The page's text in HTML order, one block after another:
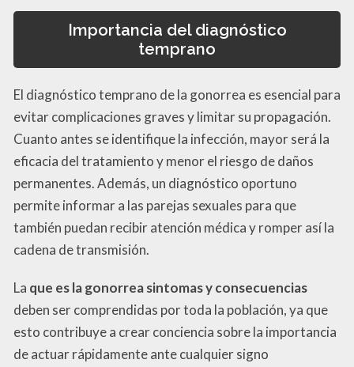
Importancia del diagnóstico
temprano
El diagnóstico temprano de la gonorrea es esencial para
evitar complicaciones graves y limitar su propagación.
Cuanto antes se identifique la infección, mayor será la
eficacia del tratamiento y menor el riesgo de daños
permanentes. Además, un diagnóstico oportuno
permite informar a las parejas sexuales para que
también puedan recibir atención médica y romper así la
cadena de transmisión.
La que es la gonorrea sintomas y consecuencias
deben ser comprendidas por toda la población, ya que
esto contribuye a crear conciencia sobre la importancia
de actuar rápidamente ante cualquier signo